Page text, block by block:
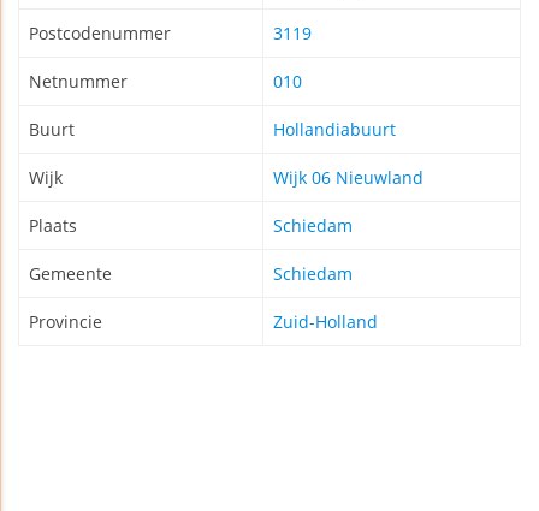
Postcodenummer 3119
Netnummer 010
Buurt Hollandiabuurt
Wijk Wijk 06 Nieuwland
Plaats Schiedam
Gemeente Schiedam
Provincie Zuid-Holland